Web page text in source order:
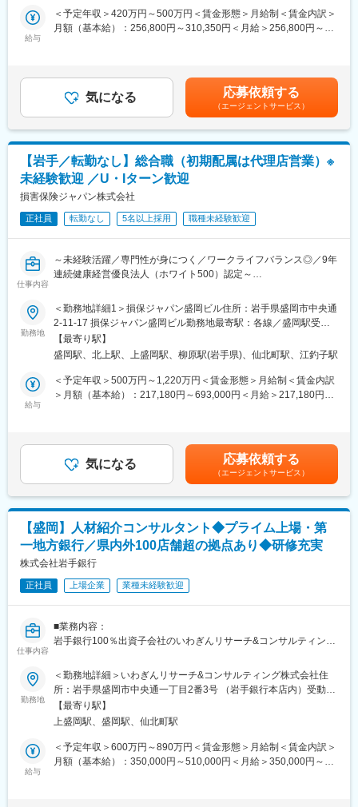
・人財育成施策：キャリアパス、1on1ミーティング、キャリアチ
ャレンジ制度など
力・経験を有した即戦力となる人材を求めています。自身のキャ
リアを当行で活かす意欲のある方との出会いを楽しみにしていま
す。
変更の範囲：会社の定める業務
まなリスクに対して、保険商品の提案から契約後のアフターフォ
ローまで一貫して担当します。
10:00 訪問準備：提案資料、訪問先企業の確認や準備
12:00 昼食
13:00 新規企業訪問：お困りごと・ご要望のヒアリング
16:30 事務処理など
17:15 退社
経営者へ事業の将来像や人材への想いを丁寧にヒアリングし、最
適な保険商品を提供します。
企業と従業員の「もしも」に備え、安心して事業を継続できるよ
う支える社会的意義のある仕事です。契約後も継続的にフォロー
を行い、お客さまと長期的な信頼関係を築いていきます。
日頃なかなかお会いすることのできない企業経営者との面談機会
が多いため、営業スキルだけでなく、対話を通して事業理解力・
■教育体制：
充実した教育カリキュラムとサポート体制を整えています。
教育カリキュラム：
・2～3週間：保険募集に必要な資格取得するための学習教材の提
供及び学習時間
・インストラクターと呼ばれる教育・研修担当者による、特に営
業力のスキル取得の指導を受けられる環境も整備
・営業活動は先輩社員や上司と同行しながらスタートします。1人
でいきなり任されることはありません
・商談の方法やポイントを解説した各種研修動画等を見て、自分
のタイミングで自己学習することもできます
変更の範囲：当社がエリア基幹職（企画・法人営業コース）の業
務として規定する業務全般
給与
＜予定年収＞420万円～500万円＜賃金形態＞月給制＜賃金内訳＞
月額（基本給）：256,800円～310,350円＜月給＞256,800円～
当、都市部に勤務する社員に対する勤務地手当等を支給■詳細は社
内規程に基づき決定します。■昇給：年1回／賞与：年2回賃金は
あくまでも目安の金額であり、選考を通じて上下する可能性があ
ります。月給(月額)は固定手当を含めた表記です。
気になる 応募依頼する
（エージェントサービス）
【岩手／転勤なし】総合職（初期配属は代理店営業）※
未経験歓迎 ／U・Iターン歓迎
損害保険ジャパン株式会社
正社員 転勤なし 5名以上採用 職種未経験歓迎
仕事内容
～未経験活躍／専門性が身につく／ワークライフバランス◎／9年
連続健康経営優良法人（ホワイト500）認定～
代理店とともにお客さまのさまざまなリスクを分析し、最適なソ
リューションを提供します。保険商品だけでなく、グループ各社
と連携した各種サービスの提案や、事故を未然に防ぐための提案
も行います。未経験から専門知識を身につけ、キャリアアップを
目指せる環境が整っています。
■職務詳細
・代理店への営業サポートおよび関係構築
・関連書類の作成および管理
■入社後の流れ
「キャリア採用社員向け入社式」では、会社紹介や企業文化、制
の大切な機会となります。入社後も、業務に必要な知識やスキル
を幅広く学べる導入研修、そしてOJTによる実践的な指導を行い
ます。OJT担当の先輩社員が丁寧にサポートするため、未経験の
方でも安心して業務を習得できます。さらに、定期的な勉強会や
研修も充実しており、専門知識を着実に身につけ、継続的な成長
を目指せる環境です。
■働き方
在宅勤務やシフト勤務など柔軟な働き方を支援しています。育児
や介護などのライフイベントに合わせた勤務時間の調整が可能
で、家庭と仕事の両立を実現できます。デジタルツールを活用し
進されています。
■キャリアパス
社員一人ひとりのキャリア形成を支援するさまざまな制度が整っ
ています。ジョブ・チャレンジ制度やキャリア・トランスファー
できます。また、将来的には他部門への異動や昇進の機会も豊富
です。
勤務地
＜勤務地詳細1＞損保ジャパン盛岡ビル住所：岩手県盛岡市中央通
2-11-17 損保ジャパン盛岡ビル勤務地最寄駅：各線／盛岡駅受動
喫煙対策：屋内全面禁煙＜勤務地詳細2＞北上開発ビル住所：岩手
県北上市大通り一丁目3－1 北上開発ビル受動喫煙対策：屋内全面
【最寄り駅】
盛岡駅、北上駅、上盛岡駅、柳原駅(岩手県)、仙北町駅、江釣子駅
給与
＜予定年収＞500万円～1,220万円＜賃金形態＞月給制＜賃金内訳
＞月額（基本給）：217,180円～693,000円＜月給＞217,180円～
の入社時の想定年収は500万（月給217,180円）～780万円（月給
335,000円）となります。賃金はあくまでも目安の金額であり、
選考を通じて上下する可能性があります。月給(月額)は固定手当を
含めた表記です。
気になる 応募依頼する
（エージェントサービス）
【盛岡】人材紹介コンサルタント◆プライム上場・第
一地方銀行／県内外100店舗超の拠点あり◆研修充実
株式会社岩手銀行
正社員 上場企業 業種未経験歓迎
仕事内容
■業務内容：
岩手銀行100％出資子会社のいわぎんリサーチ&コンサルティング
貫で行う人材紹介業務に従事していただきます。
■業務詳細：
・営業店と連携し、取引先企業の課題及び求める人材の要件につ
いてヒアリング
・人材紹介サービス契約契約締結、求人票の作成
・条件に合致する候補者選定
勤務地
＜勤務地詳細＞いわぎんリサーチ&コンサルティング株式会社住
所：岩手県盛岡市中央通一丁目2番3号 （岩手銀行本店内）受動喫
煙対策：屋内全面禁煙変更の範囲：会社の定める事業所（リモー
トワーク含む）
【最寄り駅】
上盛岡駅、盛岡駅、仙北町駅
給与
＜予定年収＞600万円～890万円＜賃金形態＞月給制＜賃金内訳＞
月額（基本給）：350,000円～510,000円＜月給＞350,000円～